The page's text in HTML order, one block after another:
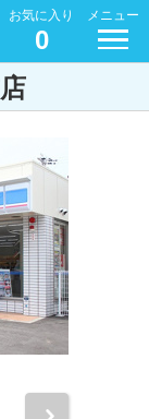
お気に入り
0
メニュー